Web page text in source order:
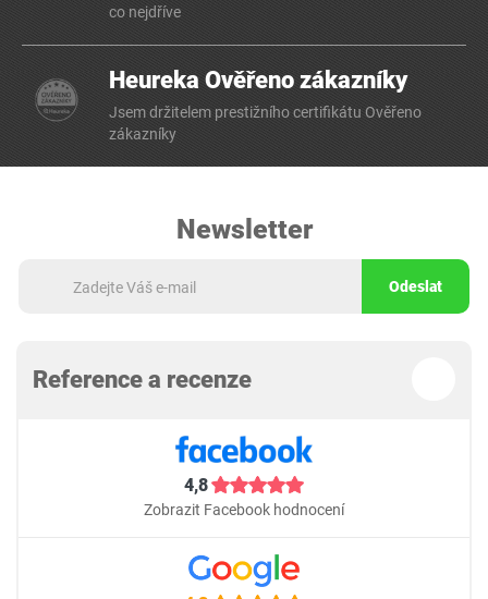
co nejdříve
Heureka Ověřeno zákazníky
Jsem držitelem prestižního certifikátu Ověřeno
zákazníky
Newsletter
Odeslat
Reference a recenze
4,8
Zobrazit Facebook hodnocení